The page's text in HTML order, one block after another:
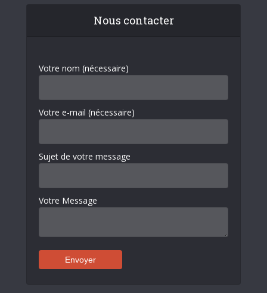
Nous contacter
Votre nom (nécessaire)
Votre e-mail (nécessaire)
Sujet de votre message
Votre Message